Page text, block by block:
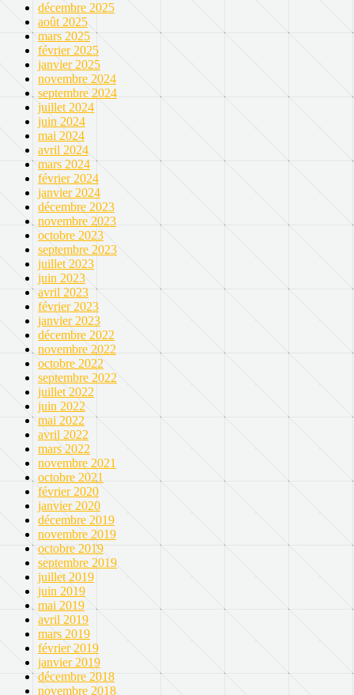
décembre 2025
août 2025
mars 2025
février 2025
janvier 2025
novembre 2024
septembre 2024
juillet 2024
juin 2024
mai 2024
avril 2024
mars 2024
février 2024
janvier 2024
décembre 2023
novembre 2023
octobre 2023
septembre 2023
juillet 2023
juin 2023
avril 2023
février 2023
janvier 2023
décembre 2022
novembre 2022
octobre 2022
septembre 2022
juillet 2022
juin 2022
mai 2022
avril 2022
mars 2022
novembre 2021
octobre 2021
février 2020
janvier 2020
décembre 2019
novembre 2019
octobre 2019
septembre 2019
juillet 2019
juin 2019
mai 2019
avril 2019
mars 2019
février 2019
janvier 2019
décembre 2018
novembre 2018